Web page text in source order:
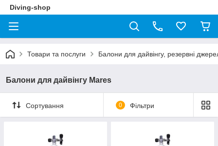
Diving-shop
Товари та послуги Балони для дайвінгу, резервні
Балони для дайвінгу Mares
Сортування 0 Фільтри